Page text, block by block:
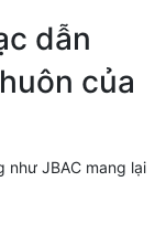
dẫn
của
như JBAC mang lại